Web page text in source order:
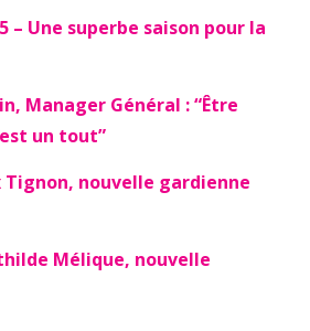
– Une superbe saison pour la
Manager Général : “Être
un tout”
Tignon, nouvelle gardienne
Mélique, nouvelle